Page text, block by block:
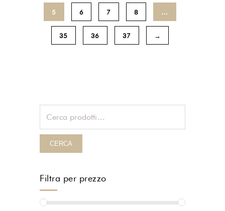
CERCA
Filtra per prezzo
5 6 7 8 …
35 36 37 →